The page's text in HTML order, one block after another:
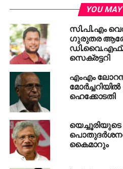
ആക്രമിക്കപ്പെടുകയാണ്.
വീടുകള്‍
കേരളത്തില്‍ നടക്കുന്നത്. ഈ
സിപിഎം ജനറല്‍ സെക്രട്ടറി
പ്രകാശ് കാരാട്ടിനും വൃന്ദ
പറയാനുളളതെന്ന്
പറഞ്ഞു
RELATED TOPICS:
YOU
സി.പി.എം
ഗുരുതര
സെക്രട്ടറി
എംഎം
ഹെക്കോടതി
കൈമാറും